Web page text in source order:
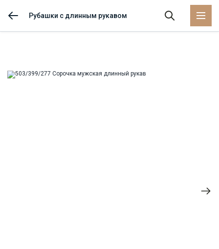
Рубашки с длинным рукавом